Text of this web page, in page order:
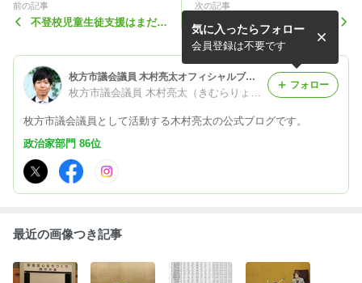
前の記事
不登校児童生徒支援はまだま
次の記事
『未来に先回りする思考法』
を読んで
枚方市議会議員 木村亮太オフィシャルブログ「未来に責任」Powered by Ameba
枚方市議会議員として活動する木村亮太の公式ブログです。
気に入ったらフォロー
会員登録は不要です
フォロー
政治家部門 86位
最近の画像つき記事